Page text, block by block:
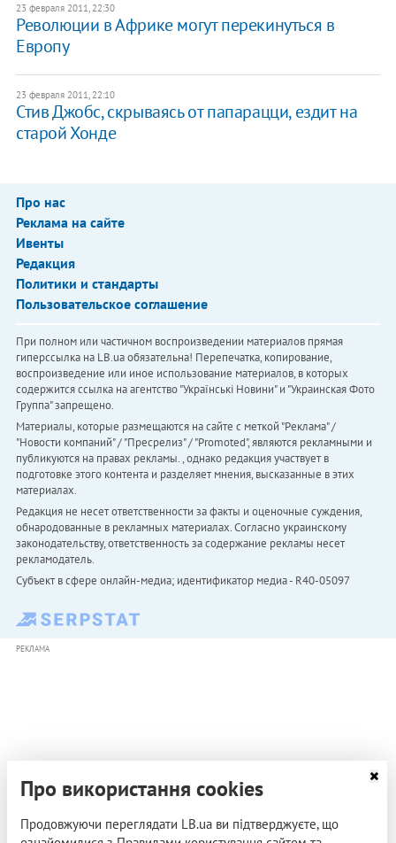
23 февраля 2011, 22:30
Революции в Африке могут перекинуться в
Европу
23 февраля 2011, 22:10
Стив Джобс, скрываясь от папарацци, ездит на
старой Хонде
Про нас
Реклама на сайте
Ивенты
Редакция
Политики и стандарты
Пользовательское соглашение
При полном или частичном воспроизведении материалов прямая
гиперссылка на LB.ua обязательна! Перепечатка, копирование,
воспроизведение или иное использование материалов, в которых
содержится ссылка на агентство "Українськi Новини" и "Украинская Фото
Группа" запрещено.
Материалы, которые размещаются на сайте с меткой "Реклама" /
"Новости компаний" / "Пресрелиз" / "Promoted", являются рекламными и
публикуются на правах рекламы. , однако редакция участвует в
подготовке этого контента и разделяет мнения, высказанные в этих
материалах.
Редакция не несет ответственности за факты и оценочные суждения,
обнародованные в рекламных материалах. Согласно украинскому
законодательству, ответственность за содержание рекламы несет
рекламодатель.
Субъект в сфере онлайн-медиа; идентификатор медиа - R40-05097
РЕКЛАМА
Про використання cookies
Продовжуючи переглядати LB.ua ви підтверджуєте, що